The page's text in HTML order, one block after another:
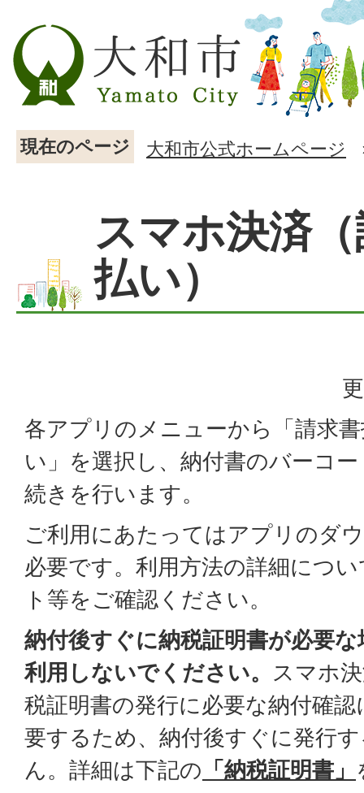
現在のページ 大和市公式ホームページ
スマホ決済
払い）
各アプリのメニューから「請求
い」を選択し、納付書のバーコ
続きを行います。
ご利用にあたってはアプリのダ
必要です。利用方法の詳細につ
ト等をご確認ください。
納付後すぐに納税証明書が必要
利用しないでください。
スマホ
税証明書の発行に必要な納付確
要するため、納付後すぐに発行
ん。詳細は下記の 「納税証明書」